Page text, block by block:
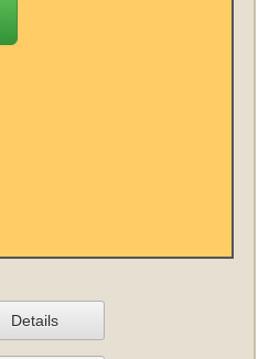
Details